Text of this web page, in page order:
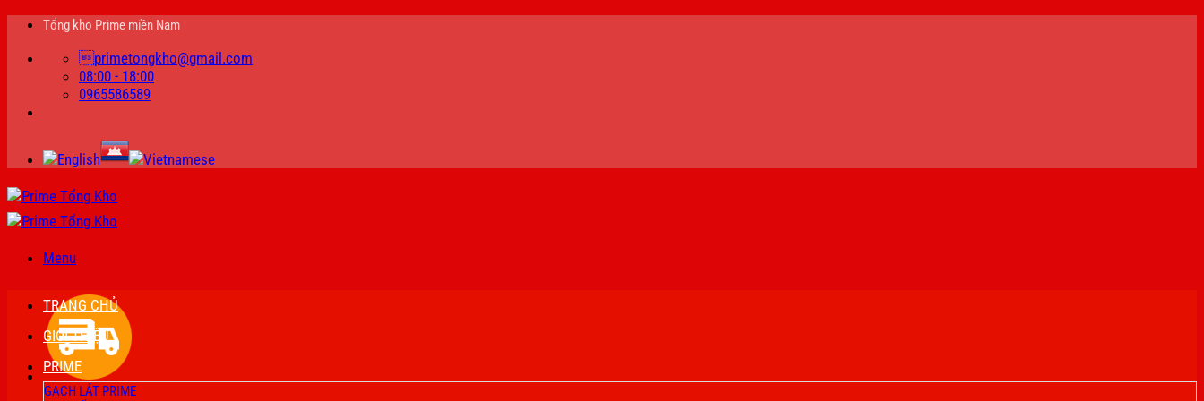
Tổng kho Prime miền Nam
primetongkho@gmail.com
08:00 - 18:00
0965586589
Menu
TRANG CHỦ
GIỚI THIỆU
PRIME
GẠCH LÁT PRIME